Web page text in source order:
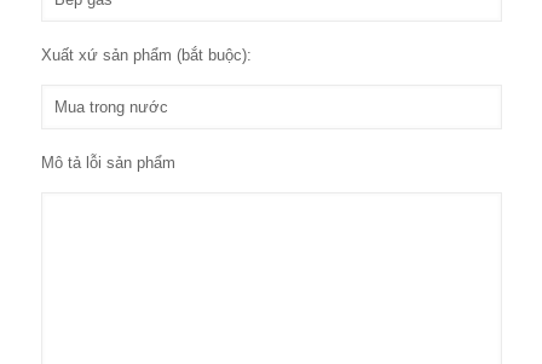
Xuất xứ sản phẩm (bắt buộc):
Mô tả lỗi sản phẩm